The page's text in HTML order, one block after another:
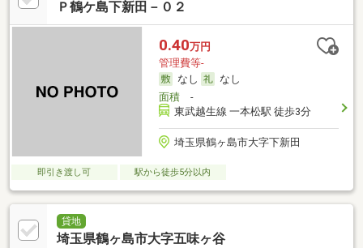
Ｐ鶴ケ島下新田－０２
0.40万円
管理費等-
なし
なし
面積-
東武越生線 一本松駅 徒歩3分
埼玉県鶴ヶ島市大字下新田
即引き渡し可 駅から徒歩5分以内
貸地
埼玉県鶴ヶ島市大字五味ヶ谷